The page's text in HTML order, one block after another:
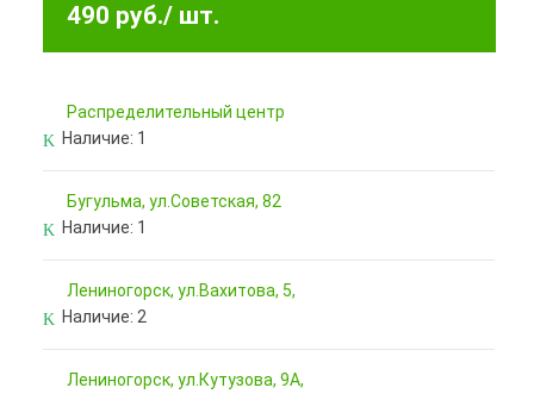
490 руб./ шт.
Pаспределительный центр
Наличие: 1
Бугульма, ул.Советская, 82
Наличие: 1
Лениногорск, ул.Вахитова, 5,
Наличие: 2
Лениногорск, ул.Кутузова, 9А,